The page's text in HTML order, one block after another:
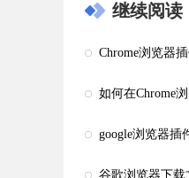
继续阅读
Chrome浏览器
如何在Chrome
google浏览器插
谷歌浏览器下载